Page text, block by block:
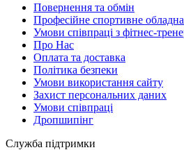
Повернення та обмін
Професійне спортивне
Умови співпраці з фітнес-
Про Нас
Оплата та доставка
Політика безпеки
Умови використання сайту
Захист персональних даних
Умови співпраці
Дропшипінг
Служба підтримки